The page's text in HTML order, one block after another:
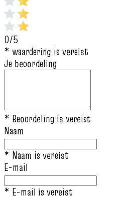
0/5
* waardering is vereist
Je beoordeling
* Beoordeling is vereist
Naam
* Naam is vereist
E-mail
* E-mail is vereist